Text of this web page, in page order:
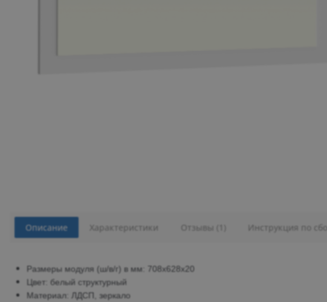
Описание
Размеры модуля (ш/в/г) в мм: 708х628х20
Цвет: белый структурный
Материал: ЛДСП, зеркало
Характеристики Отзывы (1) Инструкция по